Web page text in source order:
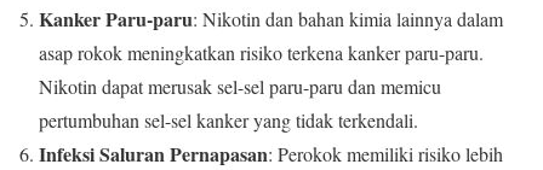
Kanker Paru-paru: Nikotin dan bahan kimia lainnya dalam
asap rokok meningkatkan risiko terkena kanker paru-paru.
Nikotin dapat merusak sel-sel paru-paru dan memicu
pertumbuhan sel-sel kanker yang tidak terkendali.
Infeksi Saluran Pernapasan: Perokok memiliki risiko lebih